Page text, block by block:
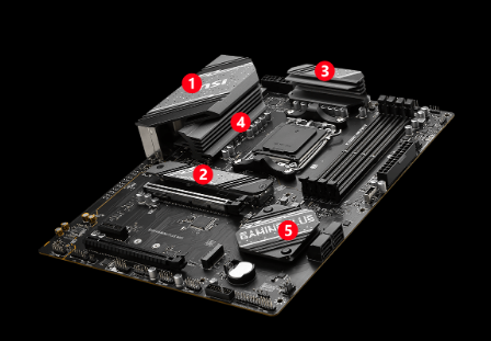
maksimum performansı ortaya çıkarın ve
sürdürün. Çift güç konektörü ve özel Core Boost
teknolojisini bir araya getiren MSI B650 GAMING
PLUS WIFI, üst düzey işlemcilerin meydan
okumalarına hazır.
12
FAZ
ÇEKİRDEK
2
FAZ
SOC
GÜCÜ
Clip tasarımı ile M.2 SSD kurulumunu hızlı ve
zahmetsiz hale getiriyor.